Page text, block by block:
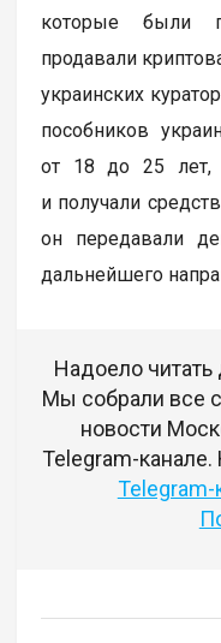
которые были
продавали
украинских
пособников
от 18 до 25 лет,
и получали
он передавали
дальнейшего
Надоело читать
Мы собрали все
новости
Telegram-
Telegram-